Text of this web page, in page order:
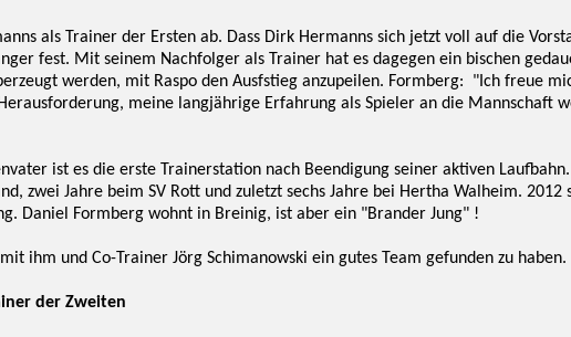
als Trainer der Ersten ab. Dass Dirk Hermanns sich jetzt voll auf die
fest. Mit seinem Nachfolger als Trainer hat es dagegen ein bischen
werden, mit Raspo den Ausfstieg anzupeilen. Formberg: "Ich freue
meine langjährige Erfahrung als Spieler an die Mannschaft
ist es die erste Trainerstation nach Beendigung seiner aktiven
zwei Jahre beim SV Rott und zuletzt sechs Jahre bei Hertha Walheim. 2012
Daniel Formberg wohnt in Breinig, ist aber ein "Brander Jung" !
ihm und Co-Trainer Jörg Schimanowski ein gutes Team gefunden zu haben.
der Zweiten